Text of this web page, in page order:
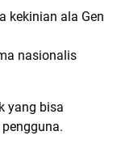
kekinian ala Gen
nasionalis
yang bisa